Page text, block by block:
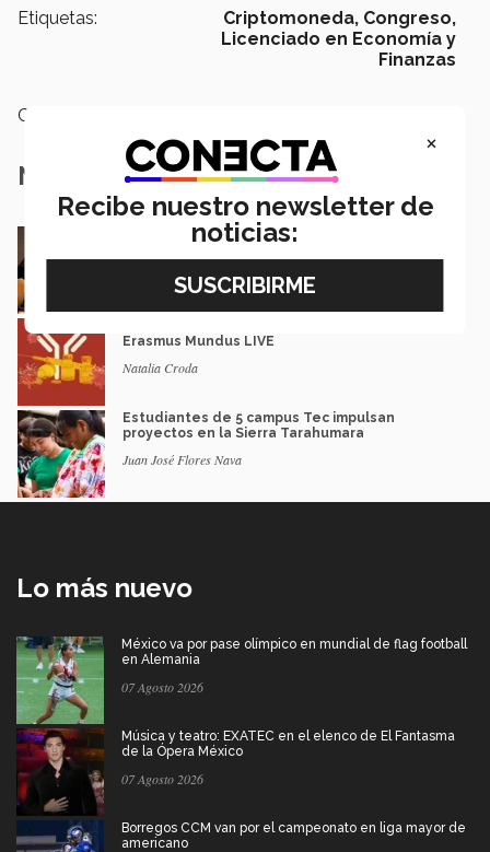
Etiquetas: Criptomoneda, Congreso,
Licenciado en Economía y
Finanzas
Categoría:
Notas Relacionadas
En la ONU: mexicana y EXATEC representó en
Loretta Mariaud y Carlos González
Erasmus Mundus LIVE
Natalia Croda
Estudiantes de 5 campus Tec impulsan
proyectos en la Sierra Tarahumara
Juan José Flores Nava
Lo más nuevo
México va por pase olímpico en mundial de flag football
en Alemania
07 Agosto 2026
Música y teatro: EXATEC en el elenco de El Fantasma
de la Ópera México
07 Agosto 2026
Borregos CCM van por el campeonato en liga mayor de
americano
×
Recibe nuestro newsletter de
noticias: